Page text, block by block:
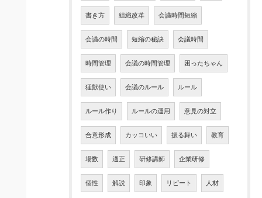
書き方 組織改革 会議時間短縮
会議の時間 短縮の秘訣 会議時間
時間管理 会議の時間管理 困ったちゃん
猛獣使い 会議のルール ルール
ルール作り ルールの運用 意見の対立
合意形成 カッコいい 振る舞い 教育
場数 適正 研修講師 企業研修
個性 解説 印象 リピート 人材